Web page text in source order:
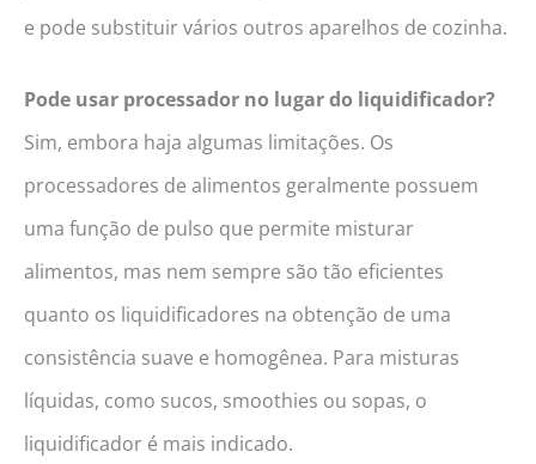
e pode substituir vários outros aparelhos de cozinha.
Pode usar processador no lugar do liquidificador?
Sim, embora haja algumas limitações. Os
processadores de alimentos geralmente possuem
uma função de pulso que permite misturar
alimentos, mas nem sempre são tão eficientes
quanto os liquidificadores na obtenção de uma
consistência suave e homogênea. Para misturas
líquidas, como sucos, smoothies ou sopas, o
liquidificador é mais indicado.